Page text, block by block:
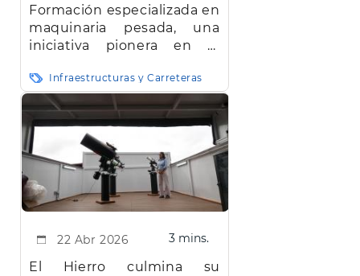
Formación especializada en
maquinaria pesada, una
iniciativa pionera en el
Infraestructuras y Carreteras
22 Abr 2026 3 mins.
El Hierro culmina su